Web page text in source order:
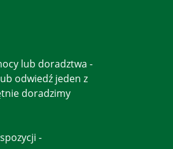
lub doradztwa -
odwiedź jeden z
doradzimy
-